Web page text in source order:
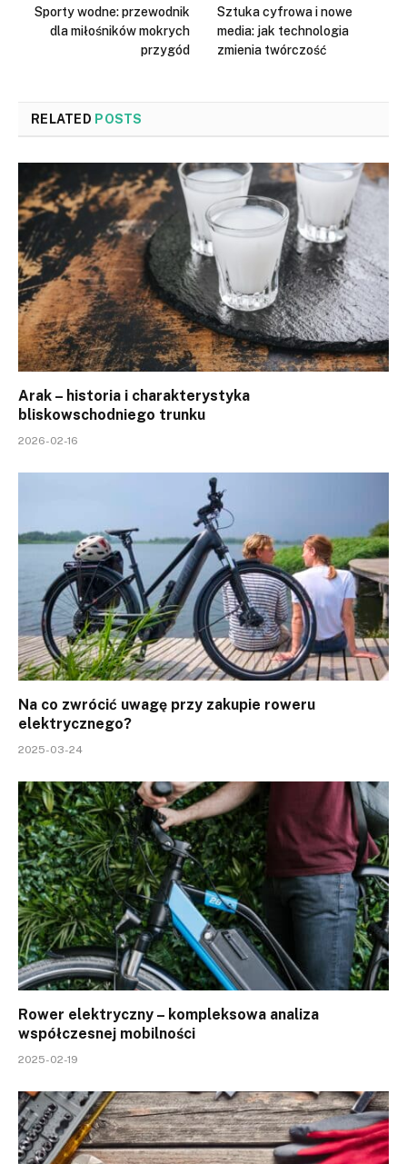
Sporty wodne: przewodnik
dla miłośników mokrych
przygód
Sztuka cyfrowa i nowe
media: jak technologia
zmienia twórczość
RELATED POSTS
Arak – historia i charakterystyka
bliskowschodniego trunku
2026-02-16
Na co zwrócić uwagę przy zakupie roweru
elektrycznego?
2025-03-24
Rower elektryczny – kompleksowa analiza
współczesnej mobilności
2025-02-19